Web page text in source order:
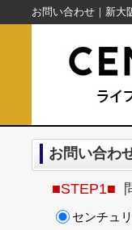
お問い合わ
■STEP1■
センチュ